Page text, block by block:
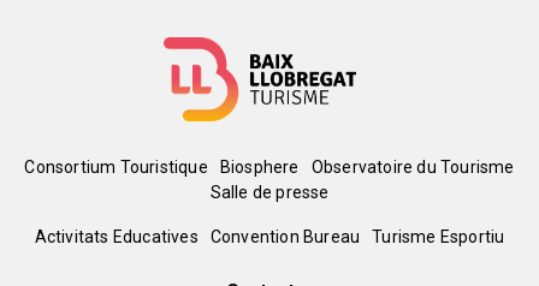
Menú
del
Consortium Touristique Biosphere
Observatoire du Tourisme
Salle de presse
Peu
Activitats Educatives Convention Bureau Turisme Esportiu